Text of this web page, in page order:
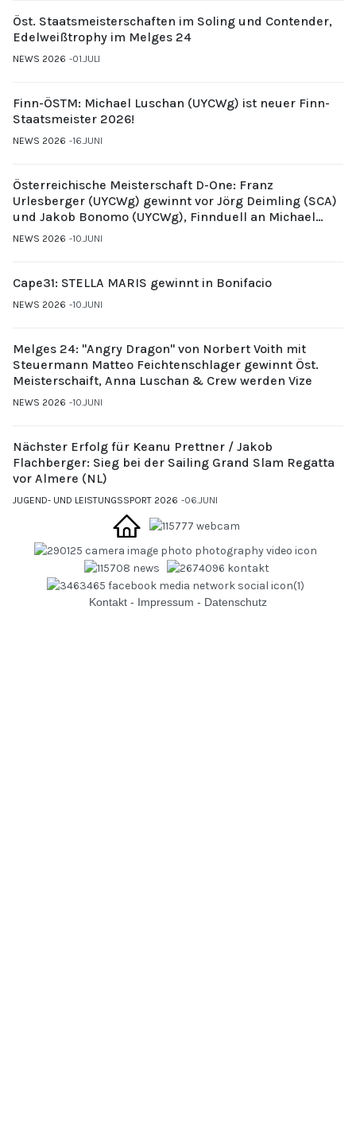
Öst. Staatsmeisterschaften im Soling und Contender,
Edelweißtrophy im Melges 24
NEWS 2026 01.JULI
Finn-ÖSTM: Michael Luschan (UYCWg) ist neuer Finn-
Staatsmeister 2026!
NEWS 2026 16.JUNI
Österreichische Meisterschaft D-One: Franz
Urlesberger (UYCWg) gewinnt vor Jörg Deimling (SCA)
und Jakob Bonomo (UYCWg), Finnduell an Michael
Gubi (UYCMo)
NEWS 2026 10.JUNI
Cape31: STELLA MARIS gewinnt in Bonifacio
NEWS 2026 10.JUNI
Melges 24: "Angry Dragon" von Norbert Voith mit
Steuermann Matteo Feichtenschlager gewinnt Öst.
Meisterschaift, Anna Luschan & Crew werden Vize
NEWS 2026 10.JUNI
Nächster Erfolg für Keanu Prettner / Jakob
Flachberger: Sieg bei der Sailing Grand Slam Regatta
vor Almere (NL)
JUGEND- UND LEISTUNGSSPORT 2026 06.JUNI
Kontakt - Impressum - Datenschutz